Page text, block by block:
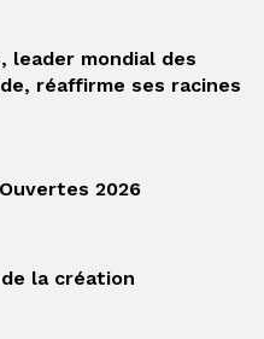
leader mondial des
réaffirme ses racines
2026
la création